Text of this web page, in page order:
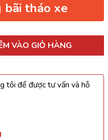
bãi tháo xe
VÀO GIỎ HÀNG
tôi để được tư vấn và hỗ